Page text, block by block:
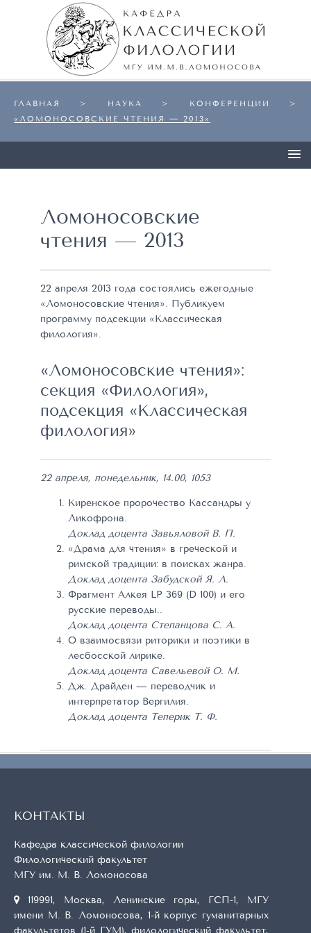
ГЛАВНАЯ > НАУКА > КОНФЕРЕНЦИИ
>
«ЛОМОНОСОВСКИЕ ЧТЕНИЯ — 2013»
Ломоносовские
чтения — 2013
22 апреля 2013 года состоялись ежегодные
«Ломоносовские чтения». Публикуем
программу подсекции «Классическая
филология».
«Ломоносовские чтения»:
секция «Филология»,
подсекция «Классическая
филология»
22 апреля, понедельник, 14.00, 1053
Киренское пророчество Кассандры у
Ликофрона.
Доклад доцента Завьяловой В. П.
«Драма для чтения» в греческой и
римской традиции: в поисках жанра.
Доклад доцента Забудской Я. Л.
Фрагмент Алкея LP 369 (D 100) и его
русские переводы..
Доклад доцента Степанцова С. А.
О взаимосвязи риторики и поэтики в
лесбосской лирике.
Доклад доцента Савельевой О. М.
Дж. Драйден — переводчик и
интерпретатор Вергилия.
Доклад доцента Теперик Т. Ф.
КОНТАКТЫ
Кафедра классической филологии
Филологический факультет
МГУ им. М. В. Ломоносова
119991, Москва, Ленинские горы, ГСП-1, МГУ
имени М. В. Ломоносова, 1-й корпус гуманитарных
факультетов (1-й ГУМ), филологический факультет,